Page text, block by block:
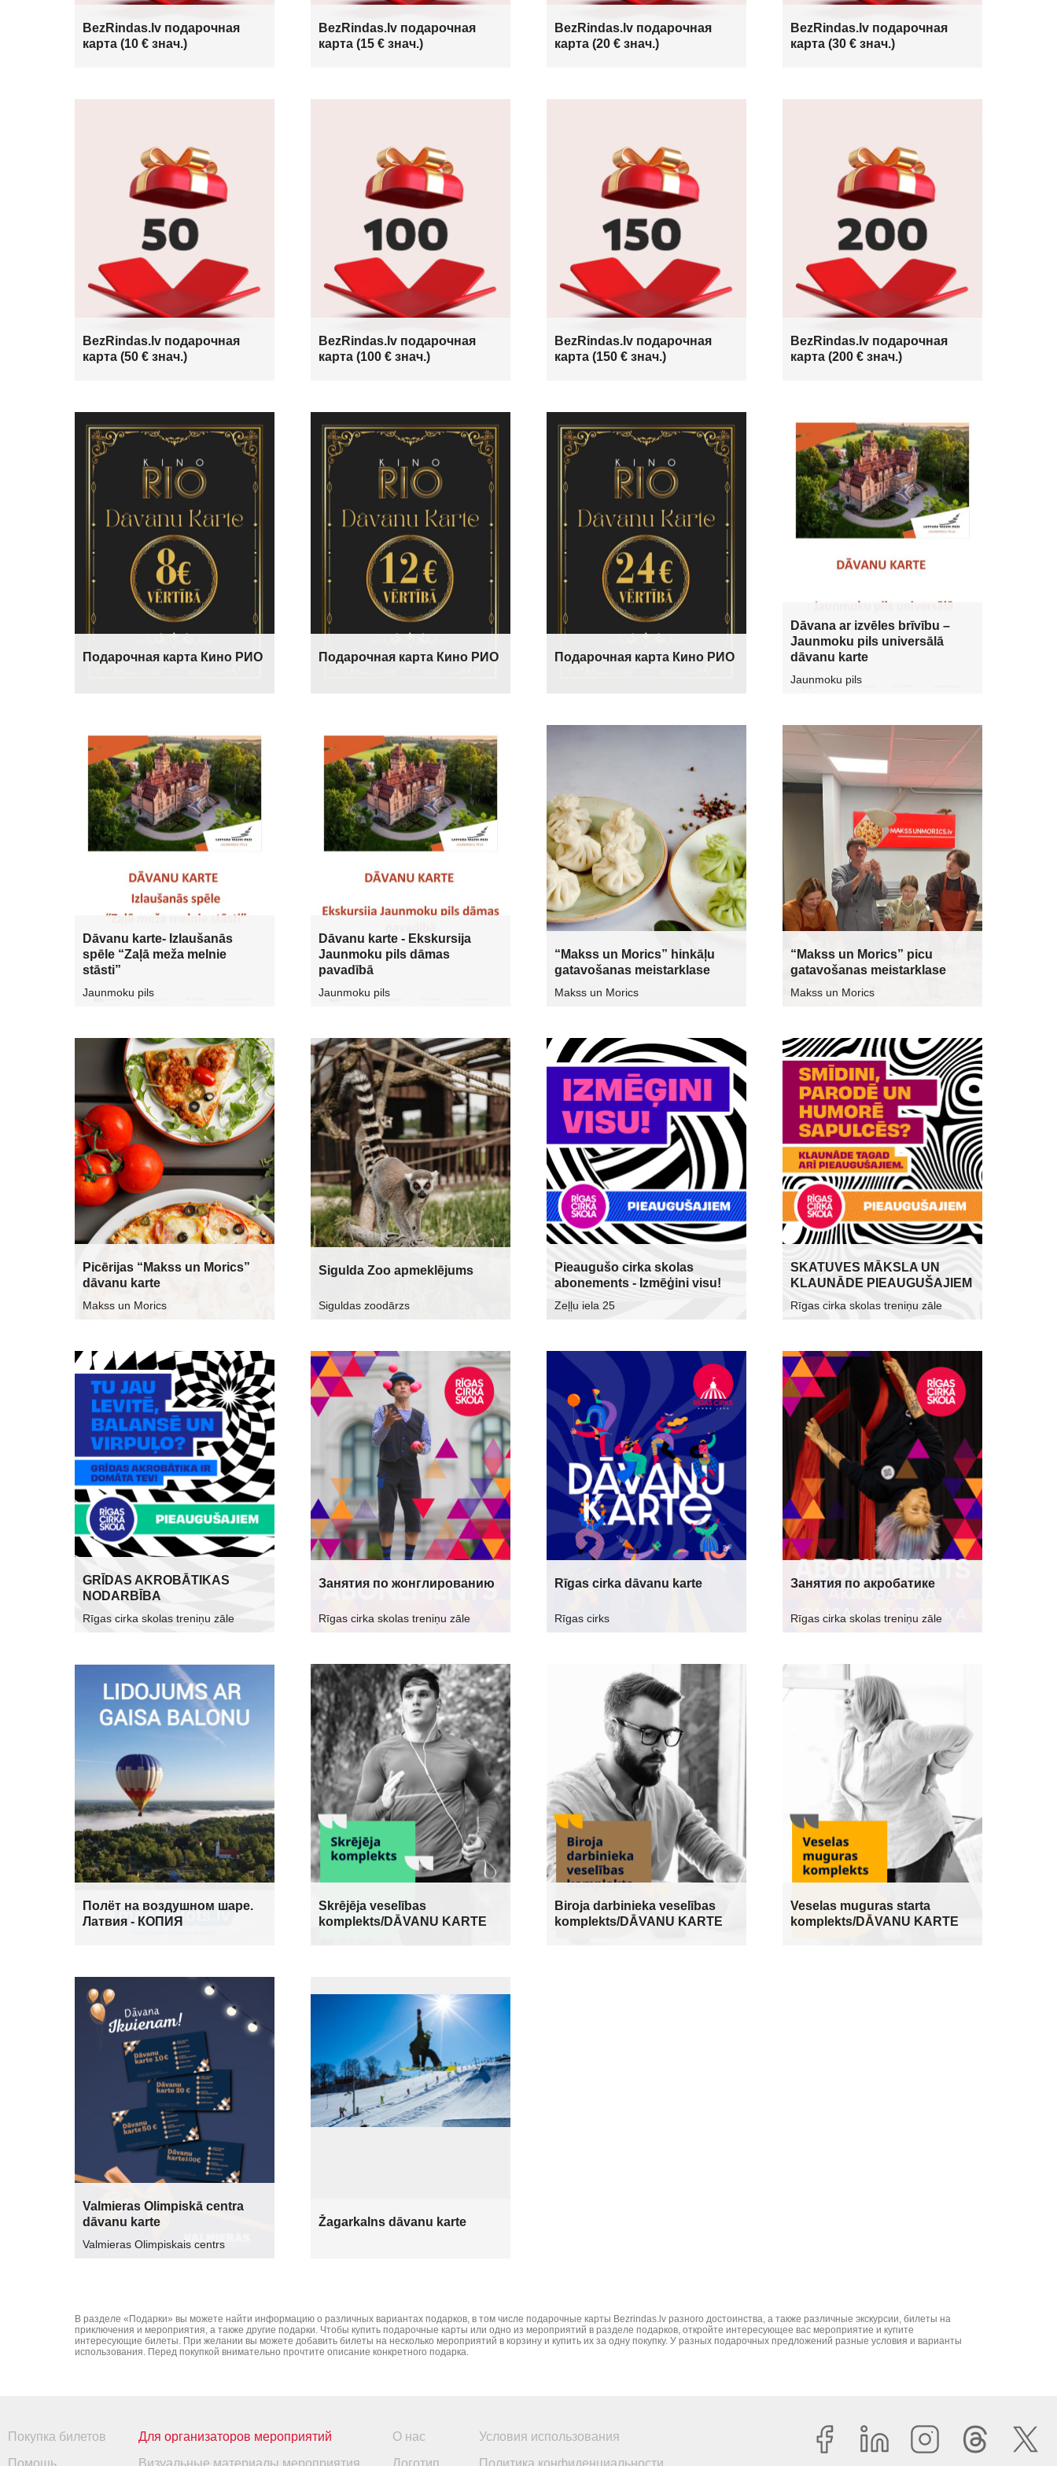
BezRindas.lv подарочная
карта (10 € знач.)
BezRindas.lv подарочная
карта (15 € знач.)
BezRindas.lv подарочная
карта (20 € знач.)
BezRindas.lv подарочная
карта (30 € знач.)
BezRindas.lv подарочная
карта (50 € знач.)
BezRindas.lv подарочная
карта (100 € знач.)
BezRindas.lv подарочная
карта (150 € знач.)
BezRindas.lv подарочная
карта (200 € знач.)
Подарочная карта Кино РИО Подарочная карта Кино РИО Подарочная карта Кино РИО
Dāvana ar izvēles brīvību –
Jaunmoku pils universālā
dāvanu karte
Jaunmoku pils
Dāvanu karte- Izlaušanās
spēle “Zaļā meža melnie
stāsti”
Jaunmoku pils
Dāvanu karte - Ekskursija
Jaunmoku pils dāmas
pavadībā
Jaunmoku pils
“Makss un Morics” hinkāļu
gatavošanas meistarklase
Makss un Morics
“Makss un Morics” picu
gatavošanas meistarklase
Makss un Morics
Picērijas “Makss un Morics”
dāvanu karte
Makss un Morics
Sigulda Zoo apmeklējums
Siguldas zoodārzs
Pieaugušo cirka skolas
abonements - Izmēģini visu!
Zeļļu iela 25
SKATUVES MĀKSLA UN
KLAUNĀDE PIEAUGUŠAJIEM
Rīgas cirka skolas treniņu zāle
GRĪDAS AKROBĀTIKAS
NODARBĪBA
Rīgas cirka skolas treniņu zāle
Занятия по жонглированию
Rīgas cirka skolas treniņu zāle
Rīgas cirka dāvanu karte
Rīgas cirks
Занятия по акробатике
Rīgas cirka skolas treniņu zāle
Полёт на воздушном шаре.
Латвия - КОПИЯ
Skrējēja veselības
komplekts/DĀVANU KARTE
Biroja darbinieka veselības
komplekts/DĀVANU KARTE
Veselas muguras starta
komplekts/DĀVANU KARTE
Valmieras Olimpiskā centra
dāvanu karte
Valmieras Olimpiskais centrs
Žagarkalns dāvanu karte
В разделе «Подарки» вы можете найти информацию о различных вариантах подарков, в том числе подарочные карты Bezrindas.lv разного достоинства, а также различные экскурсии, билеты на
приключения и мероприятия, а также другие подарки. Чтобы купить подарочные карты или одно из мероприятий в разделе подарков, откройте интересующее вас мероприятие и купите
интересующие билеты. При желании вы можете добавить билеты на несколько мероприятий в корзину и купить их за одну покупку. У разных подарочных предложений разные условия и варианты
использования. Перед покупкой внимательно прочтите описание конкретного подарка.
Покупка билетов
Помощь
Для организаторов мероприятий
Визуальные материалы мероприятия
О нас
Логотип
Условия использования
Политика конфиденциальности